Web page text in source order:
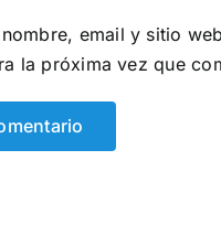
email y sitio
la próxima vez que